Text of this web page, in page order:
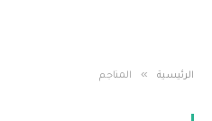
الرئيسية » المناجم